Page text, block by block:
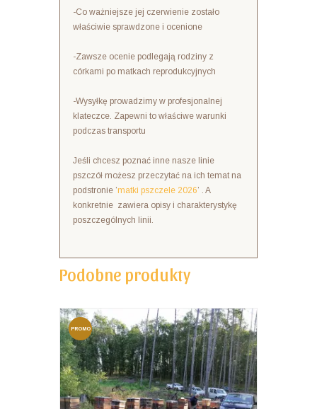
-Co ważniejsze jej czerwienie zostało
właściwie sprawdzone i ocenione
-Zawsze ocenie podlegają rodziny z
córkami po matkach reprodukcyjnych
-Wysyłkę prowadzimy w profesjonalnej
klateczce. Zapewni to właściwe warunki
podczas transportu
Jeśli chcesz poznać inne nasze linie
pszczół możesz przeczytać na ich temat na
podstronie ’matki pszczele 2026’ . A
konkretnie zawiera opisy i charakterystykę
poszczególnych linii.
Podobne produkty
PROMO
CJA!